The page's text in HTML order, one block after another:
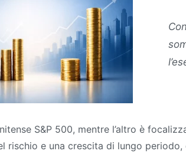
S&P 500, mentre l’altro è
rischio e una crescita di lungo